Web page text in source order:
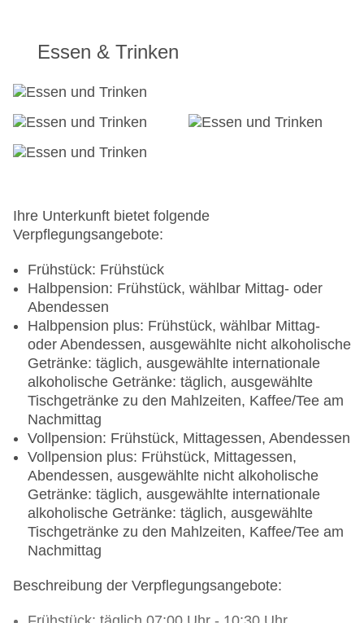
Essen & Trinken
Ihre Unterkunft bietet folgende
Verpflegungsangebote:
Frühstück: Frühstück
Halbpension: Frühstück, wählbar Mittag- oder
Abendessen
Halbpension plus: Frühstück, wählbar Mittag-
oder Abendessen, ausgewählte nicht alkoholische
Getränke: täglich, ausgewählte internationale
alkoholische Getränke: täglich, ausgewählte
Tischgetränke zu den Mahlzeiten, Kaffee/Tee am
Nachmittag
Vollpension: Frühstück, Mittagessen, Abendessen
Vollpension plus: Frühstück, Mittagessen,
Abendessen, ausgewählte nicht alkoholische
Getränke: täglich, ausgewählte internationale
alkoholische Getränke: täglich, ausgewählte
Tischgetränke zu den Mahlzeiten, Kaffee/Tee am
Nachmittag
Beschreibung der Verpflegungsangebote: